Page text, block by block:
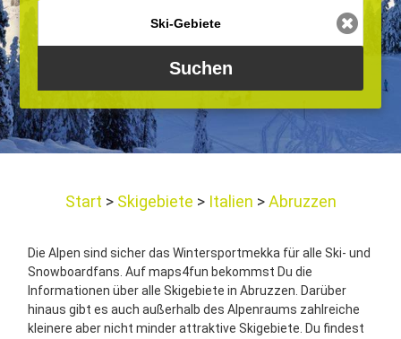
Start Skigebiete Italien Abruzzen
Die Alpen sind sicher das Wintersportmekka für alle Ski- und
Snowboardfans. Auf maps4fun bekommst Du die
Informationen über alle Skigebiete in Abruzzen. Darüber
hinaus gibt es auch außerhalb des Alpenraums zahlreiche
kleinere aber nicht minder attraktive Skigebiete. Du findest